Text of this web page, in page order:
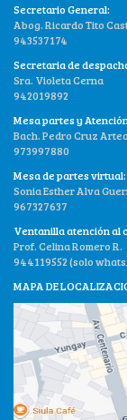
Secretario General:
Abog. Ricardo Tito
943537174
Secretaria de
Sra. Violeta Cerna
942019892
Mesa partes y
Bach. Pedro Cruz
973997880
Mesa de partes virtual:
Sonia Esther Alva
967327637
Ventanilla atención al
Prof. Celina Romero R.
944119552 (solo
MAPA DE